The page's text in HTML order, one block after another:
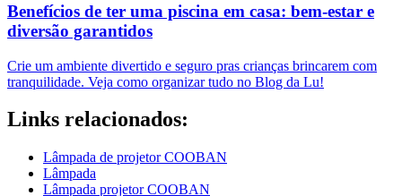
Benefícios de ter uma piscina em casa: bem-estar e
diversão garantidos
Crie um ambiente divertido e seguro pras crianças brincarem com
tranquilidade. Veja como organizar tudo no Blog da Lu!
Links relacionados:
Lâmpada de projetor COOBAN
Lâmpada
Lâmpada projetor COOBAN